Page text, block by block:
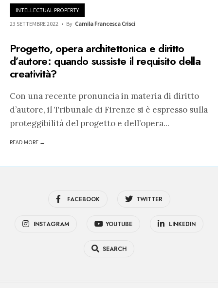
INTELLECTUAL PROPERTY
23 SETTEMBRE 2022 • By Camila Francesca Crisci
Progetto, opera architettonica e diritto
d’autore: quando sussiste il requisito della
creatività?
Con una recente pronuncia in materia di diritto
d’autore, il Tribunale di Firenze si è espresso sulla
proteggibilità del progetto e dell’opera...
READ MORE →
FACEBOOK TWITTER
INSTAGRAM YOUTUBE LINKEDIN
SEARCH